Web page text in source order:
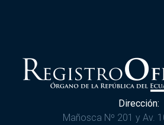
Dirección:
Mañosca Nº 201 y Av.